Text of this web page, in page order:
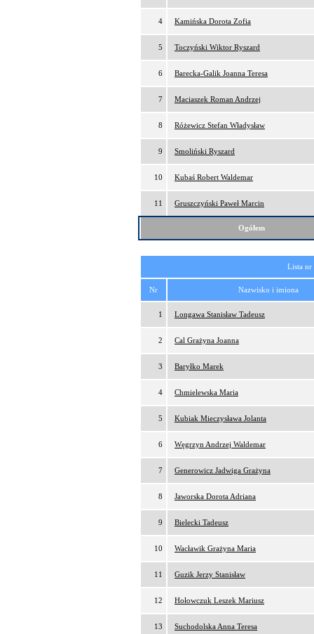
4 Kamińska Dorota Zofia
5 Toczyński Wiktor Ryszard
6 Barecka-Galik Joanna Teresa
7 Maciaszek Roman Andrzej
8 Różewicz Stefan Władysław
9 Smoliński Ryszard
10 Kubaś Robert Waldemar
11 Gruszczyński Paweł Marcin
Ogółem
Lista
Nr Nazwisko i imiona
1 Longawa Stanisław Tadeusz
2 Cal Grażyna Joanna
3 Baryłko Marek
4 Chmielewska Maria
5 Kubiak Mieczysława Jolanta
6 Węgrzyn Andrzej Waldemar
7 Generowicz Jadwiga Grażyna
8 Jaworska Dorota Adriana
9 Bielecki Tadeusz
10 Wacławik Grażyna Maria
11 Guzik Jerzy Stanisław
12 Hołowczuk Leszek Mariusz
13 Suchodolska Anna Teresa